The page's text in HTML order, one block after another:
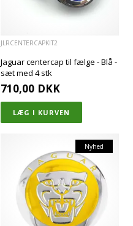
JLRCENTERCAPKIT2
Jaguar centercap til fælge - Blå -
sæt med 4 stk
710,00 DKK
Nyhed